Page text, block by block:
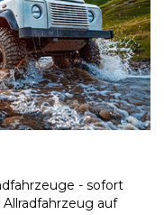
- sofort
auf